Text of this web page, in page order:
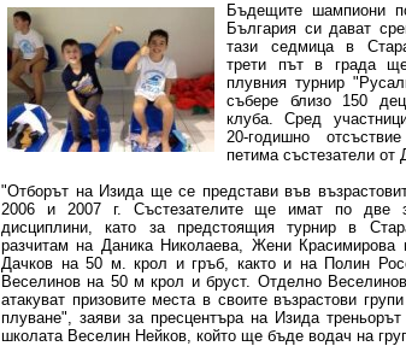
Бъдещите шампиони
България си дават
тази седмица в
трети път в града
плувния турнир
събере близо 150
клуба. Сред
20-годишно
петима състезатели от
"Отборът на Изида ще се представи във
2006 и 2007 г. Състезателите ще имат по две
дисциплини, като за предстоящия турнир в
разчитам на Даника Николаева, Жени Красимирова
Дачков на 50 м. крол и гръб, както и на Полин
Веселинов на 50 м крол и бруст. Отделно
атакуват призовите места в своите възрастови
плуване", заяви за пресцентъра на Изида
школата Веселин Нейков, който ще бъде водач на